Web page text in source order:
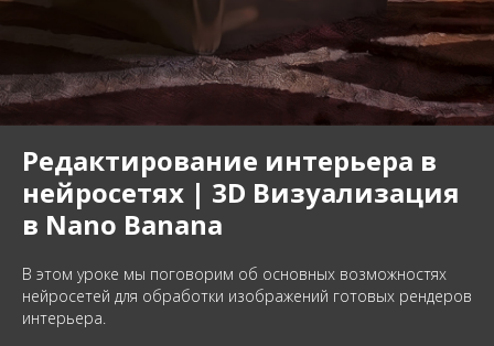
Редактирование интерьера в
нейросетях | 3D Визуализация
в Nano Banana
В этом уроке мы поговорим об основных возможностях
нейросетей для обработки изображений готовых рендеров
интерьера.